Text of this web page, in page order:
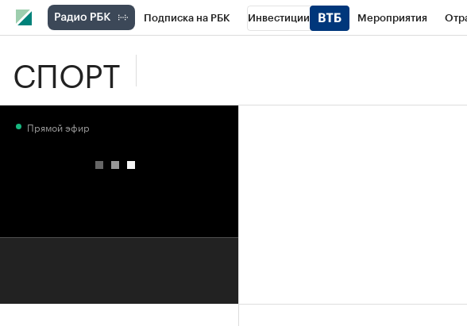
Подписка на РБК Инвестиции Мероприятия
СПОРТ
Прямой эфир